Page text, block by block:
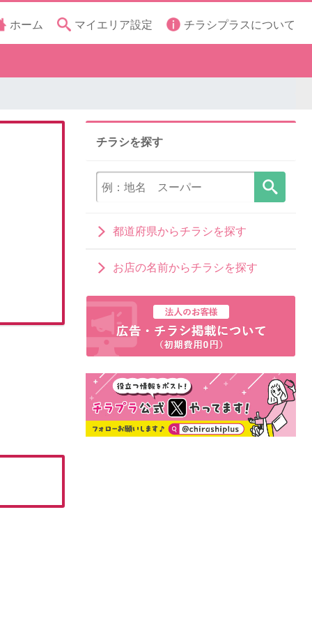
ホーム マイエリア設定 チラシプラスについて
チラシを探す
都道府県からチラシを探す
お店の名前からチラシを探す